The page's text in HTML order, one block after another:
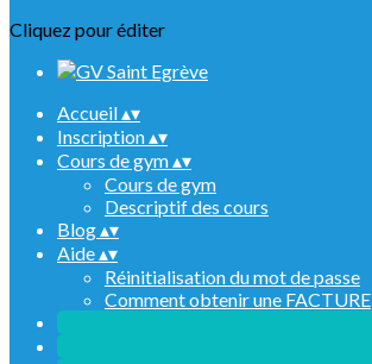
Cliquez pour éditer
Accueil▴▾
Inscription▴▾
Cours de gym▴▾
Cours de gym
Descriptif des cours
Blog▴▾
Aide▴▾
Réinitialisation du mot de passe
Comment obtenir une FACTURE